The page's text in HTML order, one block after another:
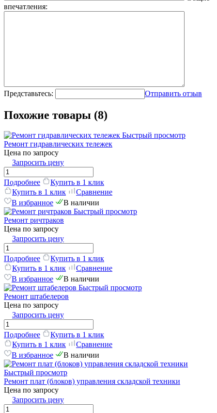
впечатления:
Представьтесь: Отправить отзыв
Похожие товары (8)
Быстрый просмотр
Ремонт гидравлических тележек
Цена по запросу
Запросить цену
Подробнее
Купить в 1 клик
Купить в 1 клик
Сравнение
В избранное
В наличии
Быстрый просмотр
Ремонт ричтраков
Цена по запросу
Запросить цену
Подробнее
Купить в 1 клик
Купить в 1 клик
Сравнение
В избранное
В наличии
Быстрый просмотр
Ремонт штабелеров
Цена по запросу
Запросить цену
Подробнее
Купить в 1 клик
Купить в 1 клик
Сравнение
В избранное
В наличии
Быстрый просмотр
Ремонт плат (блоков) управления складской техники
Цена по запросу
Запросить цену